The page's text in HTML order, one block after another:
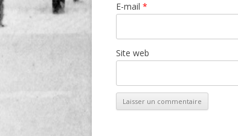
E-mail *
Site web